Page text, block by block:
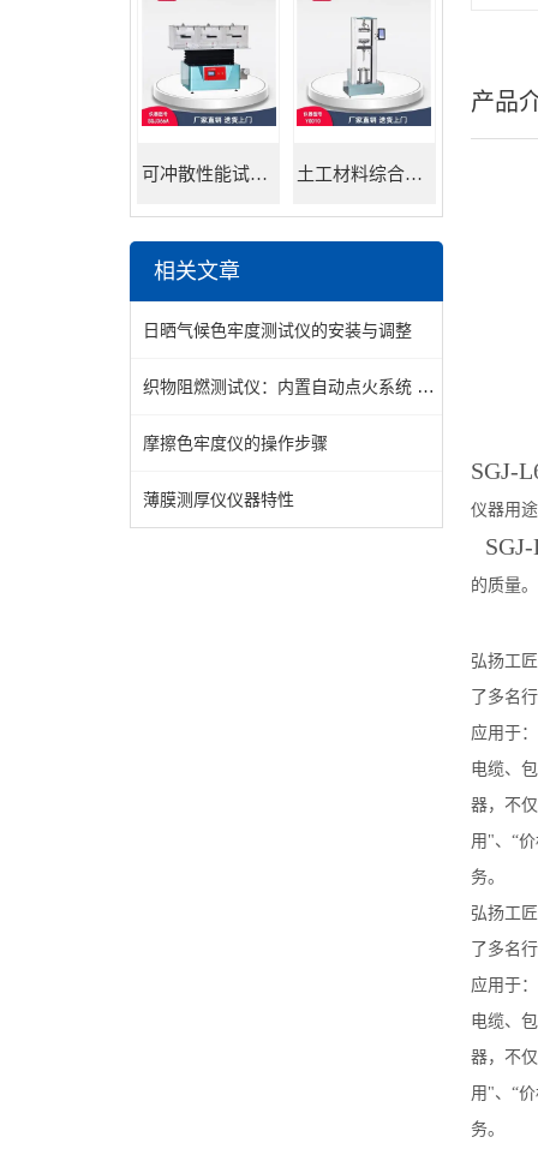
可冲散性能试验机 土工材料综合试验机
相关文章
日晒气候色牢度测试仪的安装与调整
织物阻燃测试仪：内置自动点火系统 + 温控保护，操作安全且检测效率高
摩擦色牢度仪的操作步骤
薄膜测厚仪仪器特性
产品
SGJ-
仪器用
的质量。
弘扬工
了多名
应用于
电缆、
器，不
用"、“
务。
弘扬工
了多名
应用于
电缆、
器，不
用"、“
务。